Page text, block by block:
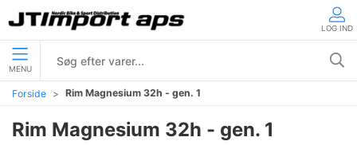
LOG IND
MENU
Forside Rim Magnesium 32h - gen. 1
Rim Magnesium 32h - gen. 1